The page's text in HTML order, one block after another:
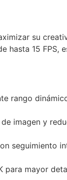
su
hasta 15 FPS,
rango
imagen y
seguimiento
para mayor